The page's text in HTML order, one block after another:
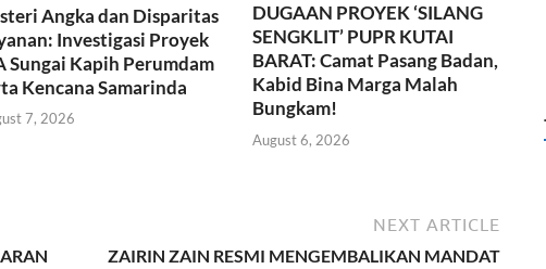
Angka dan Disparitas
Investigasi Proyek
Sungai Kapih Perumdam
Kencana Samarinda
7, 2026
DUGAAN PROYEK ‘SILANG
SENGKLIT’ PUPR KUTAI
BARAT: Camat Pasang Badan,
Kabid Bina Marga Malah
Bungkam!
August 6, 2026
NEXT ARTICLE
ZAIRIN ZAIN RESMI MENGEMBALIKAN MANDAT